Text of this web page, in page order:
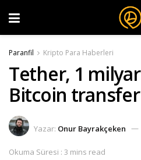
Paranfil Kripto Para Haberleri
Tether, 1
Bitcoin
Yazar: Onur Bayrakçeken
Okuma Süresi : 3 mins read